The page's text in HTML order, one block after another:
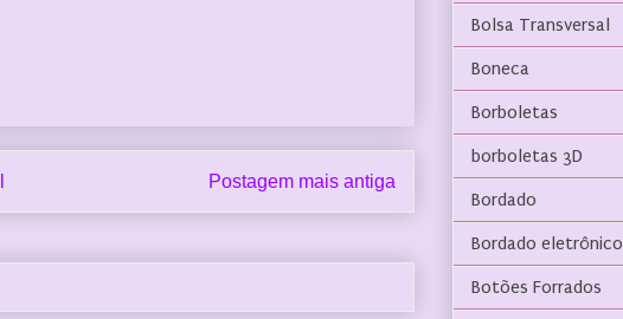
Postagem mais antiga
Bolsa Transversal
Boneca
Borboletas
borboletas 3D
Bordado
Bordado eletrônico
Botões Forrados